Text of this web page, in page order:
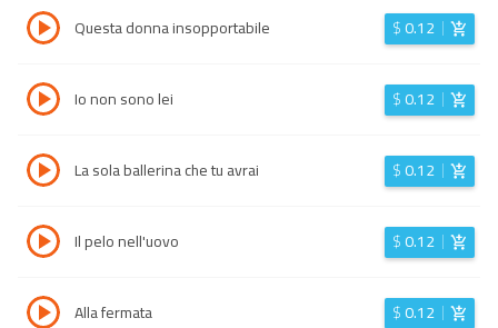
Questa donna insopportabile $0.12
Io non sono lei $0.12
La sola ballerina che tu avrai $0.12
Il pelo nell'uovo $0.12
Alla fermata $0.12